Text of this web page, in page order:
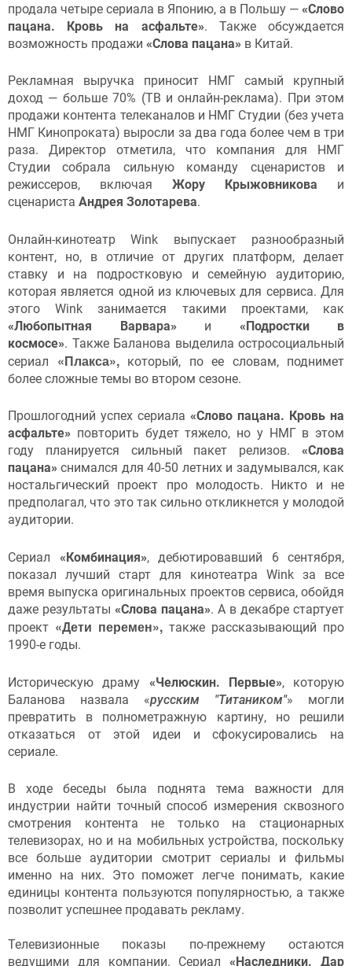
продала четыре сериала в Японию, а в Польшу — «Слово
пацана. Кровь на асфальте». Также обсуждается
возможность продажи «Слова пацана» в Китай.
Рекламная выручка приносит НМГ самый крупный
доход — больше 70% (ТВ и онлайн-реклама). При этом
продажи контента телеканалов и НМГ Студии (без учета
НМГ Кинопроката) выросли за два года более чем в три
раза. Директор отметила, что компания для НМГ
Студии собрала сильную команду сценаристов и
режиссеров, включая Жору Крыжовникова и
сценариста Андрея Золотарева.
Онлайн-кинотеатр Wink выпускает разнообразный
контент, но, в отличие от других платформ, делает
ставку и на подростковую и семейную аудиторию,
которая является одной из ключевых для сервиса. Для
этого Wink занимается такими проектами, как
«Любопытная Варвара» и «Подростки в
космосе». Также Баланова выделила остросоциальный
сериал «Плакса», который, по ее словам, поднимет
более сложные темы во втором сезоне.
Прошлогодний успех сериала «Слово пацана. Кровь на
асфальте» повторить будет тяжело, но у НМГ в этом
году планируется сильный пакет релизов. «Слова
пацана»снимался для 40-50 летних и задумывался, как
ностальгический проект про молодость. Никто и не
предполагал, что это так сильно откликнется у молодой
аудитории.
Сериал «Комбинация», дебютировавший 6 сентября,
показал лучший старт для кинотеатра Wink за все
время выпуска оригинальных проектов сервиса, обойдя
даже результаты «Слова пацана». А в декабре стартует
проект «Дети перемен», также рассказывающий про
1990-е годы.
Историческую драму «Челюскин. Первые», которую
Баланова назвала
«русским "Титаником"» могли
превратить в полнометражную картину, но решили
отказаться от этой идеи и сфокусировались на
сериале.
В ходе беседы была поднята тема важности для
индустрии найти точный способ измерения сквозного
смотрения контента не только на стационарных
телевизорах, но и на мобильных устройства, поскольку
все больше аудитории смотрит сериалы и фильмы
именно на них. Это поможет легче понимать, какие
единицы контента пользуются популярностью, а также
позволит успешнее продавать рекламу.
Телевизионные показы по-прежнему остаются
ведущими для компании. Сериал«Наследники. Дар